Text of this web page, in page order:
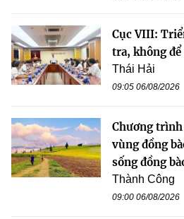
Cục VIII:
tra, không
Thái Hải
09:05 06/08/2026
Chương
vùng đồng
sống đồng
Thành Công
09:00 06/08/2026